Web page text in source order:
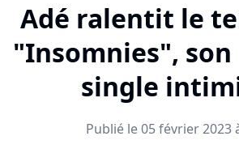
Adé ralentit le
"Insomnies",
single
Publié le 05 février 2023